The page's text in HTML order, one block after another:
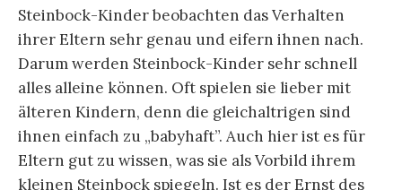
Steinbock-Kinder beobachten das Verhalten
ihrer Eltern sehr genau und eifern ihnen nach.
Darum werden Steinbock-Kinder sehr schnell
alles alleine können. Oft spielen sie lieber mit
älteren Kindern, denn die gleichaltrigen sind
ihnen einfach zu „babyhaft”. Auch hier ist es für
Eltern gut zu wissen, was sie als Vorbild ihrem
kleinen Steinbock spiegeln. Ist es der Ernst des